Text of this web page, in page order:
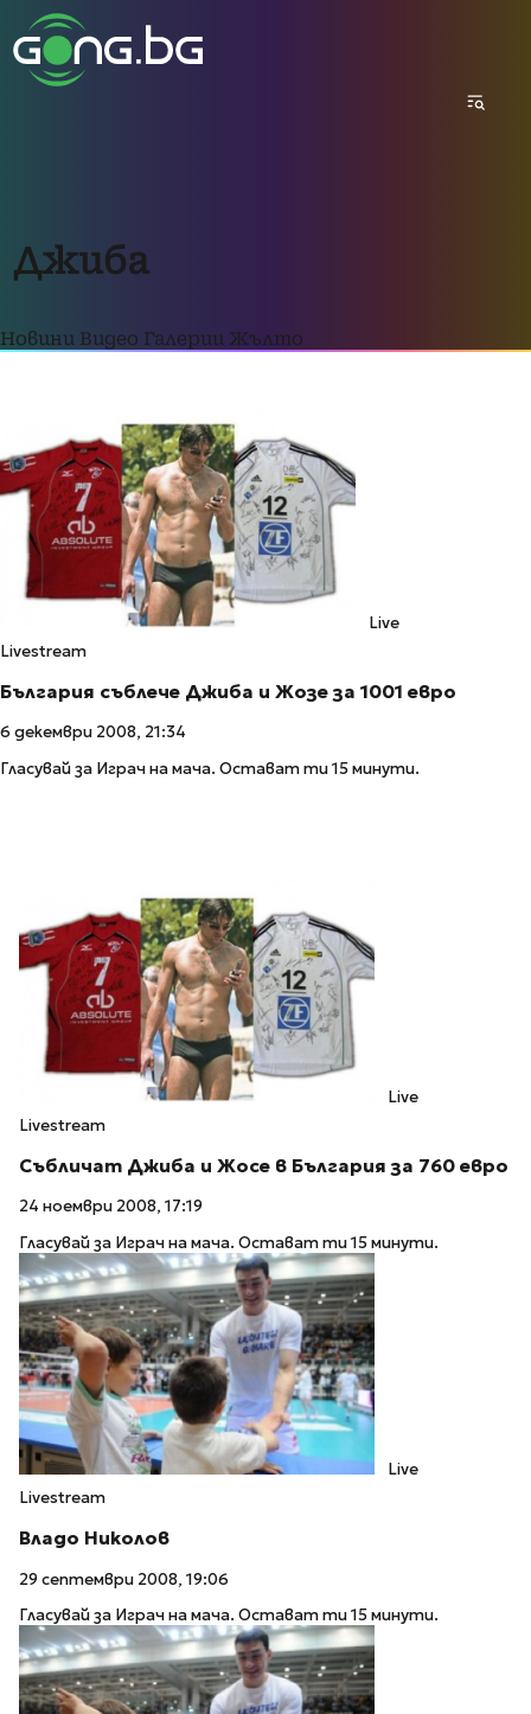
Джиба
Новини Видео Галерии Жълто
Live
Livestream
България съблече Джиба и Жозе за 1001 евро
6 декември 2008, 21:34
Гласувай за Играч на мача. Остават ти 15 минути.
Live
Livestream
Събличат Джиба и Жосе в България за 760 евро
24 ноември 2008, 17:19
Гласувай за Играч на мача. Остават ти 15 минути.
Live
Livestream
Владо Николов
29 септември 2008, 19:06
Гласувай за Играч на мача. Остават ти 15 минути.